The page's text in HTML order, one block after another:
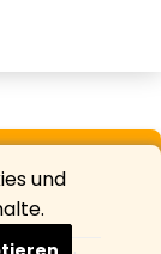
und